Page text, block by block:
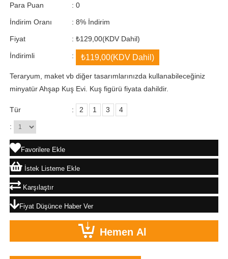
Para Puan : 0
İndirim Oranı : %
8 İndirim
Fiyat : ₺129,00(KDV Dahil)
İndirimli : ₺119,00(KDV Dahil)
Teraryum, maket vb diğer tasarımlarınızda kullanabileceğiniz
minyatür Ahşap Kuş Evi. Kuş figürü fiyata dahildir.
Tür : 2 1 3 4
:
Favorilere Ekle
İstek Listeme Ekle
Karşılaştır
Fiyat Düşünce Haber Ver